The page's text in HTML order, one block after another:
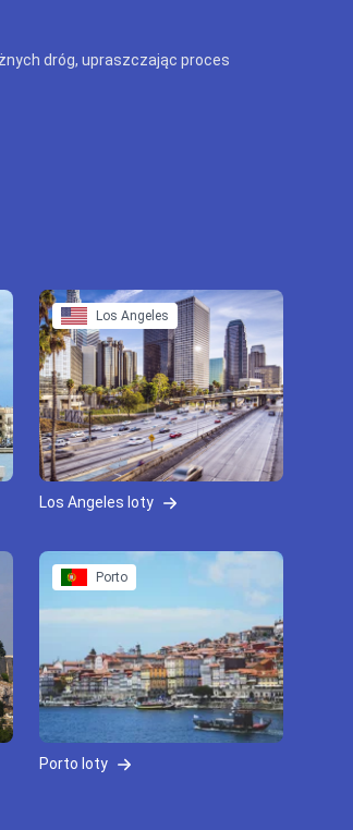
dróg, upraszczając proces
Los Angeles
Los Angeles loty
Porto
Porto loty